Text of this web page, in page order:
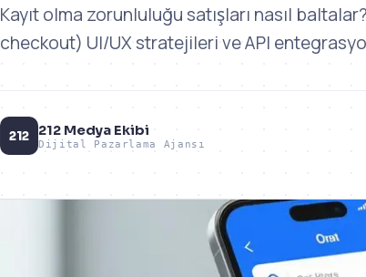
Kayıt olma zorunluluğu satışları nasıl
checkout) UI/UX stratejileri ve API
212 212 Medya Ekibi
Dijital Pazarlama Ajansı